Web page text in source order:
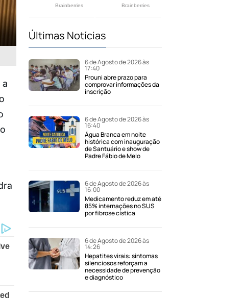
a
Últimas Notícias
6 de Agosto de 2026 às
17:40
Prouni abre prazo para
comprovar informações da
inscrição
6 de Agosto de 2026 às
16:40
Água Branca em noite
histórica com inauguração
de Santuário e show de
Padre Fábio de Melo
6 de Agosto de 2026 às
16:00
Medicamento reduz em até
85% internações no SUS
por fibrose cística
6 de Agosto de 2026 às
14:26
Hepatites virais: sintomas
silenciosos reforçam a
necessidade de prevenção
e diagnóstico